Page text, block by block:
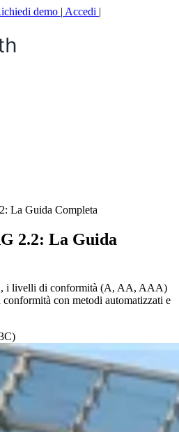
demo | Accedi |
La Guida Completa
2.2: La Guida
i livelli di conformità (A, AA, AAA)
conformità con metodi automatizzati e